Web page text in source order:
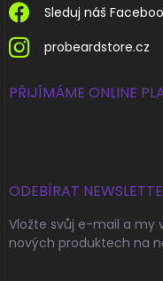
Sleduj náš
probeardstore.cz
PŘIJÍMÁME ONLINE
ODEBÍRAT
Vložte svůj e-mail a my
nových produktech na